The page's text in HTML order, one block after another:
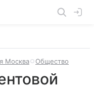
Москва Общество